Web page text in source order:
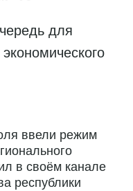
для
ввели режим
в своём канале
республики